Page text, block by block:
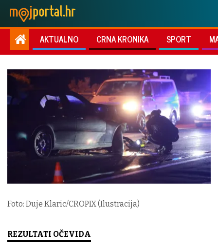
AKTUALNO CRNA KRONIKA SPORT
Foto: Duje Klaric/CROPIX (Ilustracija)
REZULTATI OČEVIDA